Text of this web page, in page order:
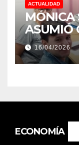
ACTUALIDAD
MÓNICA
ASUMIÓ
«RENÉ
BASAIL.
16/04/2026
ECONOMÍA